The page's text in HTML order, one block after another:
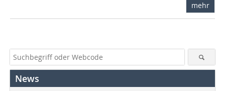
mehr
News